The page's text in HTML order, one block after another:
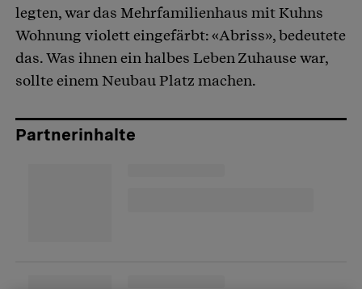
legten, war das Mehrfamilienhaus mit Kuhns
Wohnung violett eingefärbt: «Abriss», bedeutete
das. Was ihnen ein halbes Leben Zuhause war,
sollte einem Neubau Platz machen.
Partnerinhalte